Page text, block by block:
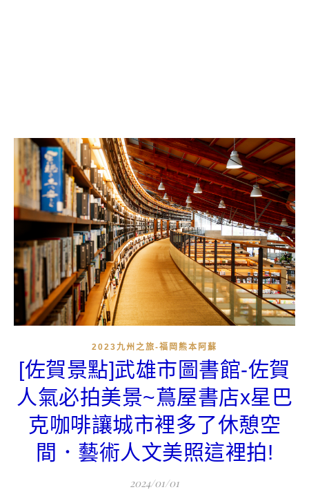
2023九州之旅-福岡熊本阿蘇
[佐賀景點]武雄市圖書館-佐賀
人氣必拍美景~蔦屋書店x星巴
克咖啡讓城市裡多了休憩空
間．藝術人文美照這裡拍!
2024/01/01